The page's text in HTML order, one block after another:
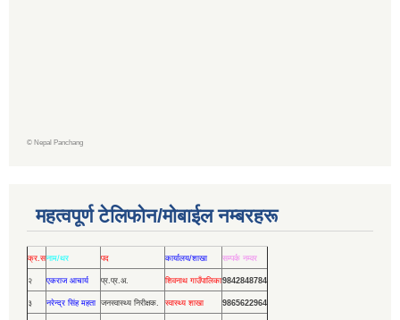
© Nepal Panchang
महत्वपूर्ण टेलिफोन/मोबाईल नम्बरहरू
क्र.सनाम/थर पद कार्यालय/शाखा सम्पर्क नम्वर
२ एकराज आचार्य प्र.प्र.अ. शिवनाथ गाउँपालिका9842848784
३ नरेन्द्र सिंह महता जनस्वास्थ्य निरीक्षक. स्वास्थ्य शाखा 9865622964